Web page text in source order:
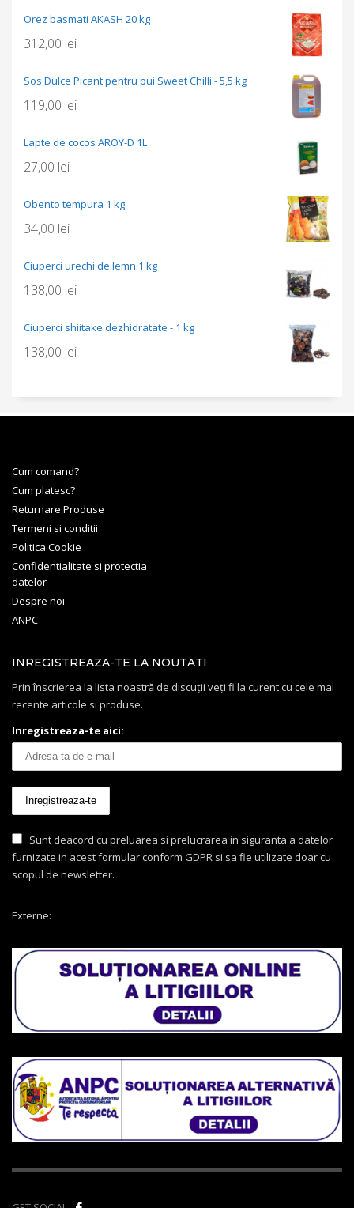
Orez basmati AKASH 20 kg
312,00 lei
Sos Dulce Picant pentru pui Sweet Chilli - 5,5 kg
119,00 lei
Lapte de cocos AROY-D 1L
27,00 lei
Obento tempura 1 kg
34,00 lei
Ciuperci urechi de lemn 1 kg
138,00 lei
Ciuperci shiitake dezhidratate - 1 kg
138,00 lei
Cum comand?
Cum platesc?
Returnare Produse
Termeni si conditii
Politica Cookie
Confidentialitate si protectia
datelor
Despre noi
ANPC
INREGISTREAZA-TE LA NOUTATI
Prin înscrierea la lista noastră de discuții veți fi la curent cu cele mai
recente articole si produse.
Inregistreaza-te aici:
Sunt deacord cu preluarea si prelucrarea in siguranta a datelor
furnizate in acest formular conform GDPR si sa fie utilizate doar cu
scopul de newsletter.
Externe: